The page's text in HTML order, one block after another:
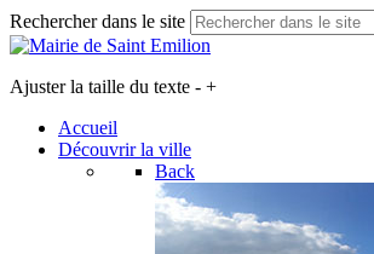
Rechercher dans le site
Ajuster la taille du texte - +
Accueil
Découvrir la ville
Back